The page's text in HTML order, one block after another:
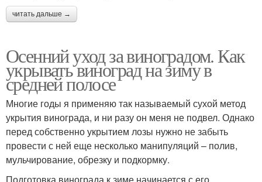
читать дальше →
Осенний уход за виноградом. Как
укрывать виноград на зиму в
средней полосе
Многие годы я применяю так называемый сухой метод
укрытия винограда, и ни разу он меня не подвел. Однако
перед собственно укрытием лозы нужно не забыть
провести с ней еще несколько манипуляций – полив,
мульчирование, обрезку и подкормку.